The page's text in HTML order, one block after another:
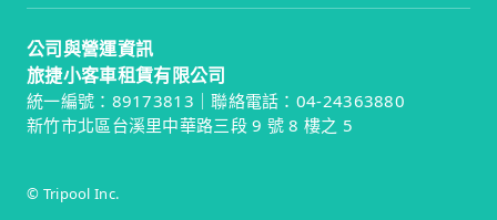
公司與營運資訊
旅捷小客車租賃有限公司
統一編號：89173813｜聯絡電話：04-24363880
新竹市北區台溪里中華路三段 9 號 8 樓之 5
© Tripool Inc.